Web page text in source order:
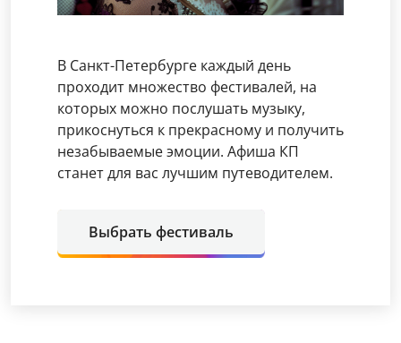
В Санкт-Петербурге каждый день
проходит множество фестивалей, на
которых можно послушать музыку,
прикоснуться к прекрасному и получить
незабываемые эмоции. Афиша КП
станет для вас лучшим путеводителем.
Выбрать фестиваль